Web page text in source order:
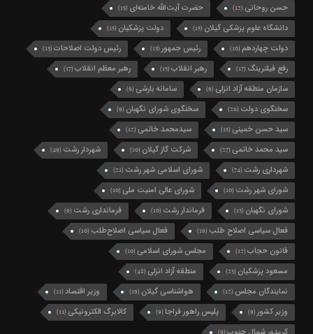
حسن روحانی (12) حضرت آیت‌الله خامنه‌ای (15)
دانشگاه علوم پزشکی گیلان (15) دولت پزشکیان (15)
دولت چهاردهم (10) رئیس جمهور(13) رئیس دولت اصلاحات(13)
رفع فیلترینگ (17) رهبر انقلاب(15) رهبر معظم انقلاب(17)
سازمان منطقه آزاد انزلی (9) سامانه بارشی (9)
سخنگوی دولت (26) سخنگوی شورای نگهبان (9)
سید حسن خمینی (15) سیدمحمد خاتمی (12)
سید محمد خاتمی (27) شرکت گاز گیلان (10) شهردار رشت (49)
شهرداری رشت (74) شورای اسلامی شهر رشت (21)
شورای شهر رشت (10) شورای عالی امنیت ملی (10)
شورای نگهبان (13) فرماندار رشت (10) فرمانداری رشت (9)
فعال سیاسی اصلاح طلب (16) فعال سیاسی اصلاح‌طلب (10)
قانون حجاب(12) مجلس شورای اسلامی (10)
مسعود پزشکیان (23) منطقه آزاد انزلی (48)
نمایندگان مجلس (12) هواشناسی گیلان (19) وزیر اقتصاد(11)
وزیر کشور(9) پلیس راهور فراجا (9) کالابرگ الکترونیکی (11)